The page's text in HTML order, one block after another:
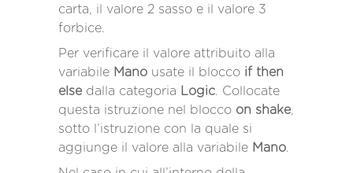
carta, il valore 2 sasso e il valore 3
forbice.
Per verificare il valore attribuito alla
variabile Mano usate il blocco if then
else dalla categoria Logic. Collocate
questa istruzione nel blocco on shake,
sotto l’istruzione con la quale si
aggiunge il valore alla variabile Mano.